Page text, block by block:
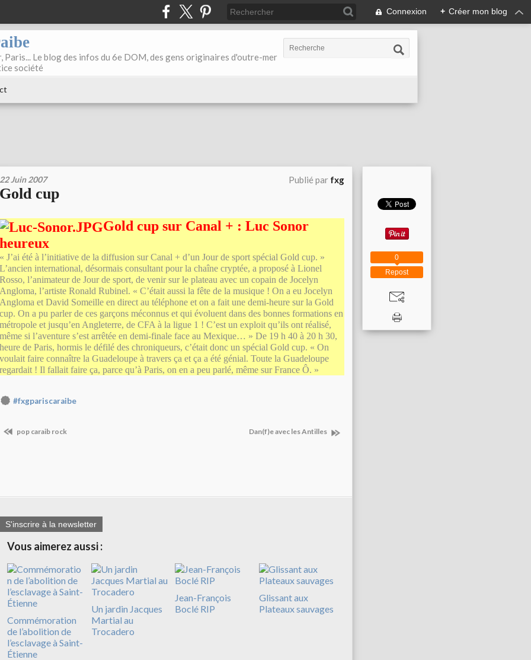
Connexion + Créer mon blog
Paris... Le blog des infos du 6e DOM, des gens originaires d'outre-mer
société
22 Juin 2007 Publié par fxg
Gold cup
Gold cup sur Canal + : Luc Sonor
heureux
« J’ai été à l’initiative de la diffusion sur Canal + d’un Jour de sport spécial Gold cup. »
L’ancien international, désormais consultant pour la chaîne cryptée, a proposé à Lionel
Rosso, l’animateur de Jour de sport, de venir sur le plateau avec un copain de Jocelyn
Angloma, l’artiste Ronald Rubinel. « C’était aussi la fête de la musique ! On a eu Jocelyn
Angloma et David Someille en direct au téléphone et on a fait une demi-heure sur la Gold
cup. On a pu parler de ces garçons méconnus et qui évoluent dans des bonnes formations en
métropole et jusqu’en Angleterre, de CFA à la ligue 1 ! C’est un exploit qu’ils ont réalisé,
même si l’aventure s’est arrêtée en demi-finale face au Mexique… » De 19 h 40 à 20 h 30,
heure de Paris, hormis le défilé des chroniqueurs, c’était donc un spécial Gold cup. « On
voulait faire connaître la Guadeloupe à travers ça et ça a été génial. Toute la Guadeloupe
regardait ! Il fallait faire ça, parce qu’à Paris, on en a peu parlé, même sur France Ô. »
#fxgpariscaraibe
pop caraib rock Dan(f)e avec les Antilles
S'inscrire à la newsletter
Vous aimerez aussi :
Commémoration
de l’abolition de
l’esclavage à Saint-
Étienne
Un jardin Jacques
Martial au
Trocadero
Jean-François
Boclé RIP
Glissant aux
Plateaux sauvages
Repost
0